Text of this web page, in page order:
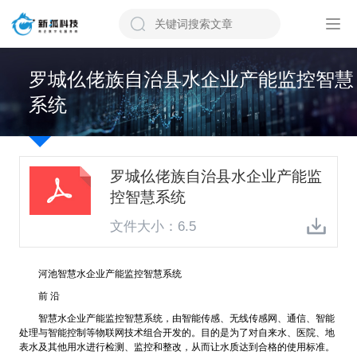
罗城仫佬族自治县水企业产能监控智慧
系统
罗城仫佬族自治县水企业产能监
控智慧系统
文件大小：6.5
河池智慧水企业产能监控智慧系统
前 沿
智慧水企业产能监控智慧系统，由智能传感、无线传感网、通信、智能
处理与智能控制等物联网技术组合开发的。目的是为了对自来水、医院、地
表水及其他用水进行检测、监控和整改，从而让水质达到合格的使用标准。